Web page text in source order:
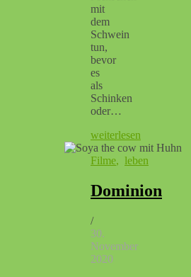
mit
dem
Schwein
tun,
bevor
es
als
Schinken
oder…
weiterlesen
Filme, leben
Dominion
/
30.
November
2020